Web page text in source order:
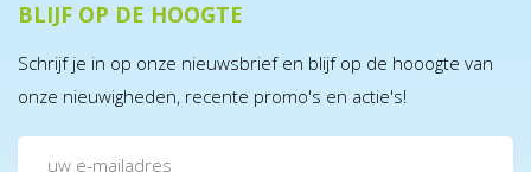
BLIJF OP DE HOOGTE
Schrijf je in op onze nieuwsbrief en blijf op de hooogte van
onze nieuwigheden, recente promo's en actie's!